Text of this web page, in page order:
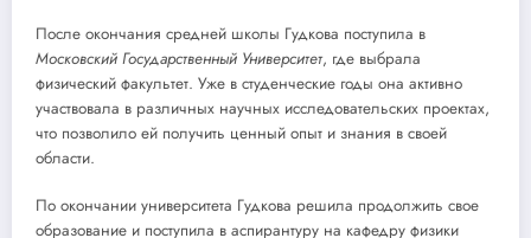
После окончания средней школы Гудкова поступила в
Московский Государственный Университет, где выбрала
физический факультет. Уже в студенческие годы она активно
участвовала в различных научных исследовательских проектах,
что позволило ей получить ценный опыт и знания в своей
области.
По окончании университета Гудкова решила продолжить свое
образование и поступила в аспирантуру на кафедру физики